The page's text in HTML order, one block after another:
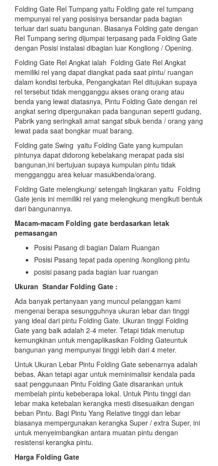
Folding Gate Rel Tumpang yaitu Folding gate rel tumpang
mempunyai rel yang posisinya bersandar pada bagian
terluar dari suatu bangunan. Biasanya Folding gate dengan
Rel Tumpang sering dijumpai terpasang pada Folding Gate
dengan Posisi instalasi dibagian luar Kongliong / Opening.
Folding Gate Rel Angkat ialah Folding Gate Rel Angkat
memiliki rel yang dapat diangkat pada saat pintu/ ruangan
dalam kondisi terbuka, Pengangkatan Rel ditujukan supaya
rel tersebut tidak mengganggu akses orang orang atau
benda yang lewat diatasnya, Pintu Folding Gate dengan rel
angkat sering dipergunakan pada bangunan seperti gudang,
Pabrik yang seringkali amat sangat sibuk benda / orang yang
lewat pada saat bongkar muat barang.
Folding gate Swing yaitu Folding Gate yang kumpulan
pintunya dapat didorong kebelakang merapat pada sisi
bangunan,ini bertujuan supaya kumpulan pintu tidak
mengganggu area keluar masukbenda/orang.
Folding Gate melengkung/ setengah lingkaran yaitu Folding
Gate jenis ini memiliki rel yang melengkung mengikuti bentuk
dari bangunannya.
Macam-macam Folding gate berdasarkan letak
pemasangan
Posisi Pasang di bagian Dalam Ruangan
Posisi Pasang tepat pada opening /kongliong pintu
posisi pasang pada bagian luar ruangan
Ukuran Standar Folding Gate :
Ada banyak pertanyaan yang muncul pelanggan kami
mengenai berapa sesungguhnya ukuran lebar dan tinggi
yang ideal dari pintu Folding Gate. Ukuran tinggi Folding
Gate yang baik adalah 2-4 meter. Tetapi tidak menutup
kemungkinan untuk mengaplikasikan Folding Gateuntuk
bangunan yang mempunyai tinggi lebih dari 4 meter.
Untuk Ukuran Lebar Pintu Folding Gate sebenarnya adalah
bebas, Akan tetapi agar untuk meminimalisir kendala pada
saat penggunaan Pintu Folding Gate disarankan untuk
membelah pintu kebeberapa lokal. Untuk Pintu tinggi dan
lebar maka ketebalan kerangka mesti disesuaikan dengan
beban Pintu. Bagi Pintu Yang Relative tinggi dan lebar
biasanya mempergunakan kerangka Super / extra Super, ini
untuk menyeimbangkan antara muatan pintu dengan
resistensi kerangka pintu.
Harga Folding Gate